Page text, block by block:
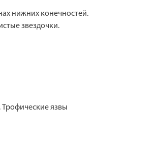
нижних конечностей.
звездочки.
язвы